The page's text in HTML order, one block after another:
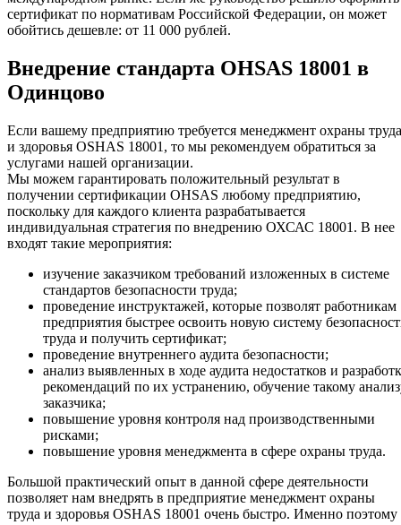
сертификат по нормативам Российской Федерации, он может
обойтись дешевле: от 11 000 рублей.
Внедрение стандарта OHSAS 18001 в
Одинцово
Если вашему предприятию требуется менеджмент охраны труда
и здоровья OSHAS 18001, то мы рекомендуем обратиться за
услугами нашей организации.
Мы можем гарантировать положительный результат в
получении сертификации OHSAS любому предприятию,
поскольку для каждого клиента разрабатывается
индивидуальная стратегия по внедрению ОХСАС 18001. В нее
входят такие мероприятия:
изучение заказчиком требований изложенных в системе
стандартов безопасности труда;
проведение инструктажей, которые позволят работникам
предприятия быстрее освоить новую систему
труда и получить сертификат;
проведение внутреннего аудита безопасности;
анализ выявленных в ходе аудита недостатков и
рекомендаций по их устранению, обучение такому
заказчика;
повышение уровня контроля над производственными
рисками;
повышение уровня менеджмента в сфере охраны труда.
Большой практический опыт в данной сфере деятельности
позволяет нам внедрять в предприятие менеджмент охраны
труда и здоровья OSHAS 18001 очень быстро. Именно поэтому